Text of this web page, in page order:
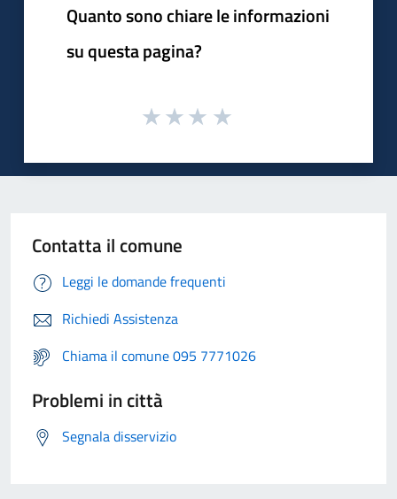
Quanto sono chiare le informazioni
su questa pagina?
Contatta il comune
Leggi le domande frequenti
Richiedi Assistenza
Chiama il comune 095 7771026
Problemi in città
Segnala disservizio